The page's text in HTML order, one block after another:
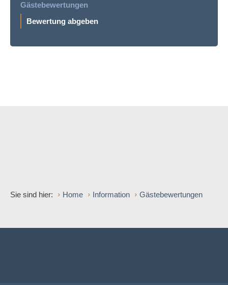
Gästebewertungen
Bewertung abgeben
Sie sind hier: Home Information Gästebewertungen